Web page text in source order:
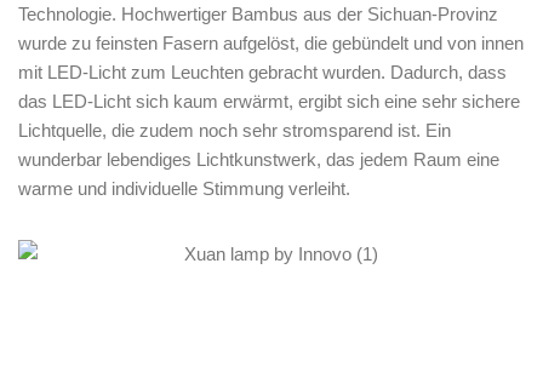
Technologie. Hochwertiger Bambus aus der Sichuan-Provinz
wurde zu feinsten Fasern aufgelöst, die gebündelt und von innen
mit LED-Licht zum Leuchten gebracht wurden. Dadurch, dass
das LED-Licht sich kaum erwärmt, ergibt sich eine sehr sichere
Lichtquelle, die zudem noch sehr stromsparend ist. Ein
wunderbar lebendiges Lichtkunstwerk, das jedem Raum eine
warme und individuelle Stimmung verleiht.